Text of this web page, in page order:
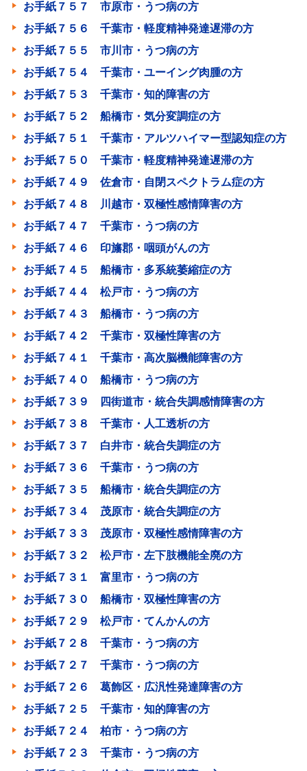
お手紙７５７ 市原市・うつ病の方
お手紙７５６ 千葉市・軽度精神発達遅滞の方
お手紙７５５ 市川市・うつ病の方
お手紙７５４ 千葉市・ユーイング肉腫の方
お手紙７５３ 千葉市・知的障害の方
お手紙７５２ 船橋市・気分変調症の方
お手紙７５１ 千葉市・アルツハイマー型認知症の方
お手紙７５０ 千葉市・軽度精神発達遅滞の方
お手紙７４９ 佐倉市・自閉スペクトラム症の方
お手紙７４８ 川越市・双極性感情障害の方
お手紙７４７ 千葉市・うつ病の方
お手紙７４６ 印旛郡・咽頭がんの方
お手紙７４５ 船橋市・多系統萎縮症の方
お手紙７４４ 松戸市・うつ病の方
お手紙７４３ 船橋市・うつ病の方
お手紙７４２ 千葉市・双極性障害の方
お手紙７４１ 千葉市・高次脳機能障害の方
お手紙７４０ 船橋市・うつ病の方
お手紙７３９ 四街道市・統合失調感情障害の方
お手紙７３８ 千葉市・人工透析の方
お手紙７３７ 白井市・統合失調症の方
お手紙７３６ 千葉市・うつ病の方
お手紙７３５ 船橋市・統合失調症の方
お手紙７３４ 茂原市・統合失調症の方
お手紙７３３ 茂原市・双極性感情障害の方
お手紙７３２ 松戸市・左下肢機能全廃の方
お手紙７３１ 富里市・うつ病の方
お手紙７３０ 船橋市・双極性障害の方
お手紙７２９ 松戸市・てんかんの方
お手紙７２８ 千葉市・うつ病の方
お手紙７２７ 千葉市・うつ病の方
お手紙７２６ 葛飾区・広汎性発達障害の方
お手紙７２５ 千葉市・知的障害の方
お手紙７２４ 柏市・うつ病の方
お手紙７２３ 千葉市・うつ病の方